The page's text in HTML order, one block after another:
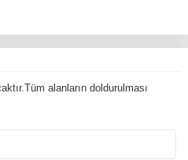
alanların doldurulması